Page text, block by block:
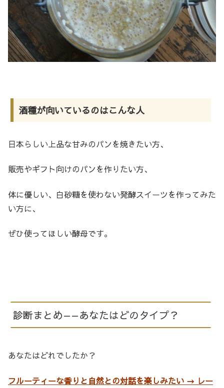
酒種が向いているのはこんな人
日本らしい上品な甘みのパンを焼きたい方、
販売やギフト向けのパンを作りたい方、
体に優しい、白砂糖を使わない発酵スイーツを作ってみた
い方に、
ぜひ使ってほしい酵母です。
診断まとめ——あなたはどのタイプ？
あなたはどれでしたか？
フルーティーな香りと自然との対話を楽しみたい → レー